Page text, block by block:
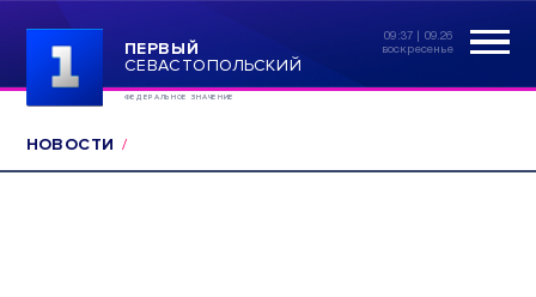
ПЕРВЫЙ
СЕВАСТОПОЛЬСКИЙ
ФЕДЕРАЛЬНОЕ ЗНАЧЕНИЕ
09:37 | 09.26
воскресенье
НОВОСТИ